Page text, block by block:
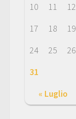
« Luglio
10
11 12
17
18 19
24
25 26
31